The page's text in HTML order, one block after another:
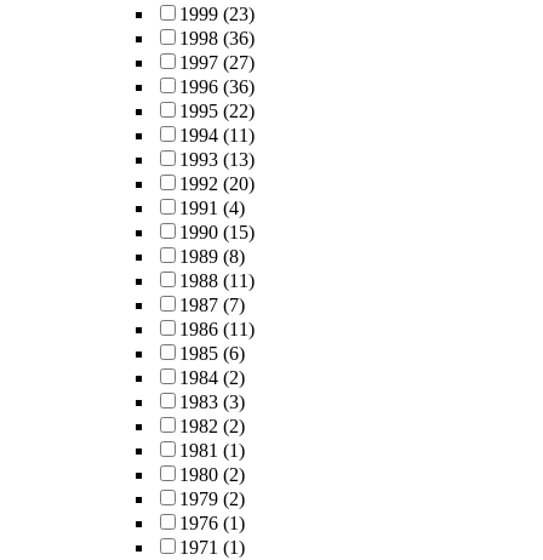
1999 (23)
1998 (36)
1997 (27)
1996 (36)
1995 (22)
1994 (11)
1993 (13)
1992 (20)
1991 (4)
1990 (15)
1989 (8)
1988 (11)
1987 (7)
1986 (11)
1985 (6)
1984 (2)
1983 (3)
1982 (2)
1981 (1)
1980 (2)
1979 (2)
1976 (1)
1971 (1)